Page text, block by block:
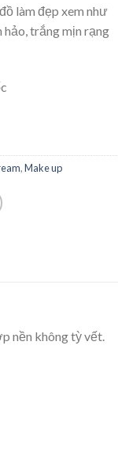
làm đẹp xem như
hảo, trắng mịn rạng
,Make up
nền không tỳ vết.